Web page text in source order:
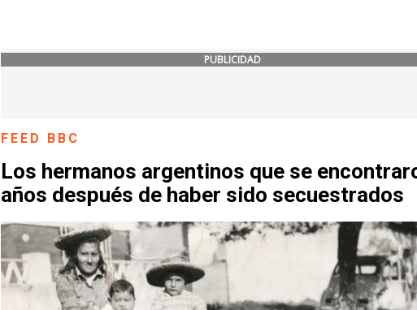
PUBLICIDAD
FEED BBC
Los hermanos argentinos que se
años después de haber sido secuestrados